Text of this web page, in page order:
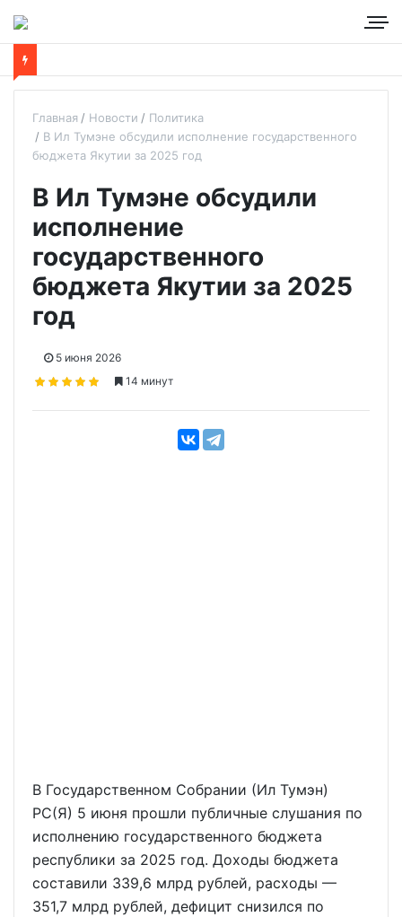
Главная Новости
Политика
В Ил Тумэне обсудили исполнение государственного
бюджета Якутии за 2025 год
В Ил Тумэне обсудили
исполнение
государственного
бюджета Якутии за 2025
год
5 июня 2026
14 минут
В Государственном Собрании (Ил Тумэн)
РС(Я) 5 июня прошли публичные слушания по
исполнению государственного бюджета
республики за 2025 год. Доходы бюджета
составили 339,6 млрд рублей, расходы —
351,7 млрд рублей, дефицит снизился по